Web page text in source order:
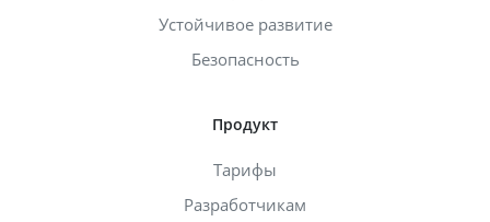
Устойчивое развитие
Безопасность
Продукт
Тарифы
Разработчикам